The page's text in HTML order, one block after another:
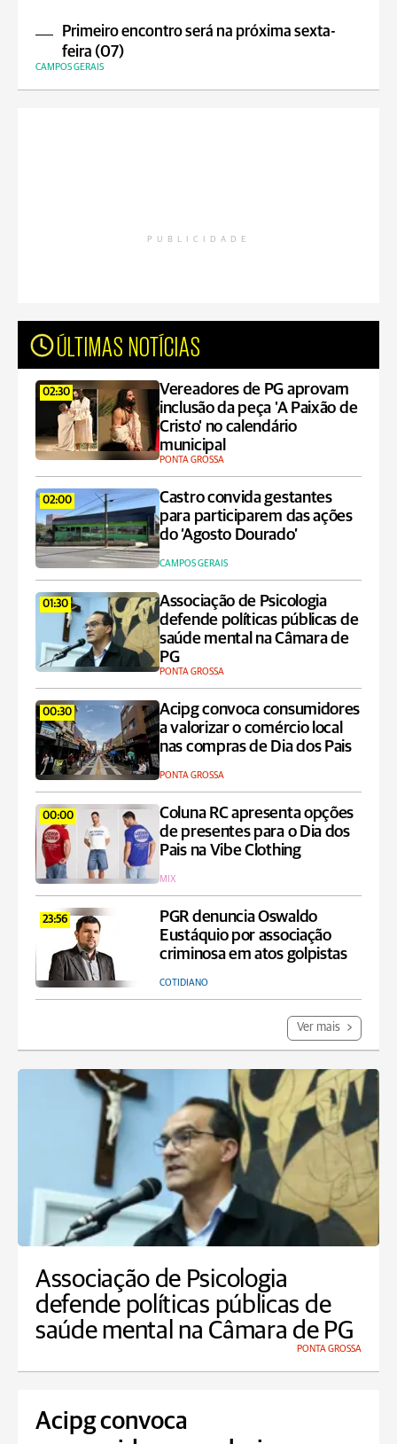
Primeiro encontro será na próxima sexta-
feira (07)
CAMPOS GERAIS
PUBLICIDADE
ÚLTIMAS NOTÍCIAS
02:30
Vereadores de PG aprovam
inclusão da peça 'A Paixão de
Cristo' no calendário
municipal
PONTA GROSSA
02:00
Castro convida gestantes
para participarem das ações
do ‘Agosto Dourado’
CAMPOS GERAIS
01:30
Associação de Psicologia
defende políticas públicas de
saúde mental na Câmara de
PG
PONTA GROSSA
00:30
Acipg convoca consumidores
a valorizar o comércio local
nas compras de Dia dos Pais
PONTA GROSSA
00:00
Coluna RC apresenta opções
de presentes para o Dia dos
Pais na Vibe Clothing
MIX
23:56
PGR denuncia Oswaldo
Eustáquio por associação
criminosa em atos golpistas
COTIDIANO
Ver mais
Associação de Psicologia
defende políticas públicas de
saúde mental na Câmara de PG
PONTA GROSSA
Acipg convoca